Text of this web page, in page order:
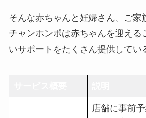
そんな赤ちゃんと妊婦さん、ご家
チャンホンポは赤ちゃんを迎える
いサポートをたくさん提供してい
店舗に事前